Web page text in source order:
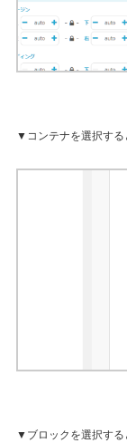
▼コンテナを選択する
▼ブロックを選択する